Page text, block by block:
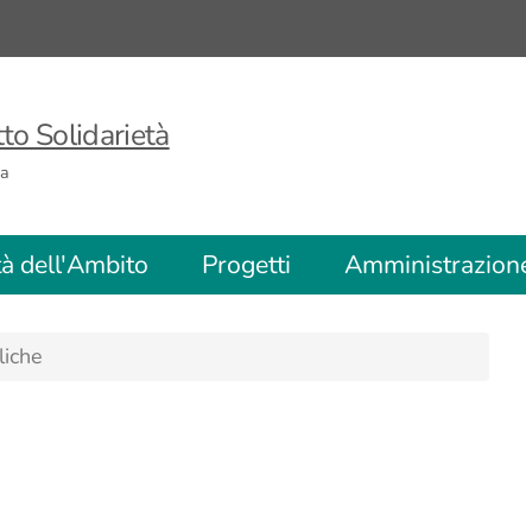
Solidarietà
dell'Ambito Progetti